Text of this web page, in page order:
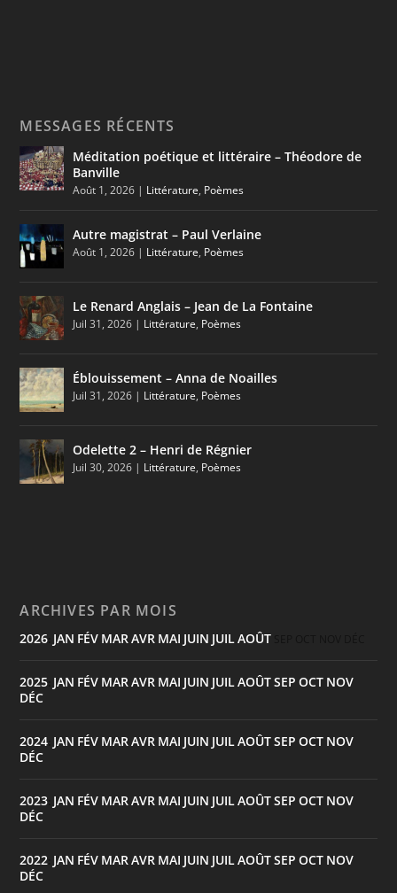
MESSAGES RÉCENTS
Méditation poétique et littéraire – Théodore de
Banville
Août 1, 2026 | Littérature, Poèmes
Autre magistrat – Paul Verlaine
Août 1, 2026 | Littérature, Poèmes
Le Renard Anglais – Jean de La Fontaine
Juil 31, 2026 | Littérature, Poèmes
Éblouissement – Anna de Noailles
Juil 31, 2026 | Littérature, Poèmes
Odelette 2 – Henri de Régnier
Juil 30, 2026 | Littérature, Poèmes
ARCHIVES PAR MOIS
2026 JAN FÉV MARAVR MAI JUIN JUILAOÛT
2025 JAN FÉV MARAVR MAI JUIN JUILAOÛTSEP OCT NOV
DÉC
2024 JAN FÉV MARAVR MAI JUIN JUILAOÛTSEP OCT NOV
DÉC
2023 JAN FÉV MARAVR MAI JUIN JUILAOÛTSEP OCT NOV
DÉC
2022 JAN FÉV MARAVR MAI JUIN JUILAOÛTSEP OCT NOV
DÉC